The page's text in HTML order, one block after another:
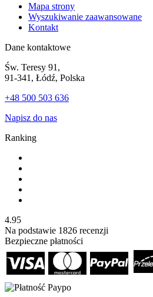
Mapa strony
Wyszukiwanie zaawansowane
Kontakt
Dane kontaktowe
Św. Teresy 91,
91-341, Łódź, Polska
+48 500 503 636
Napisz do nas
Ranking
4.95
Na podstawie 1826 recenzji
Bezpieczne płatności